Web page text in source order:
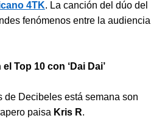
4TK. La canción del dúo del
fenómenos entre la audiencia
Top 10 con ‘Dai Dai’
de Decibeles está semana son
paisa Kris R.